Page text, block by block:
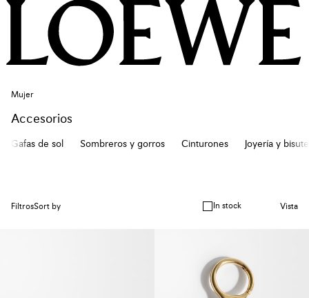
Mujer
Accesorios
Gafas de sol Sombreros y gorros Cinturones Joyería y
FiltrosSort by In stock Vista